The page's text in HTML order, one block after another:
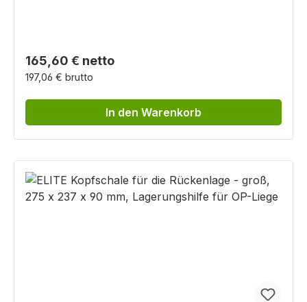
Regulärer Preis:
165,60 € netto
197,06 € brutto
In den Warenkorb